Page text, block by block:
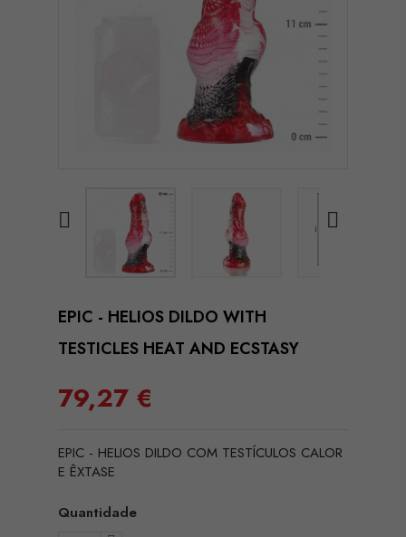
 
EPIC - HELIOS DILDO WITH
TESTICLES HEAT AND ECSTASY
79,27 €
EPIC - HELIOS DILDO COM TESTÍCULOS CALOR
E ÊXTASE
Quantidade